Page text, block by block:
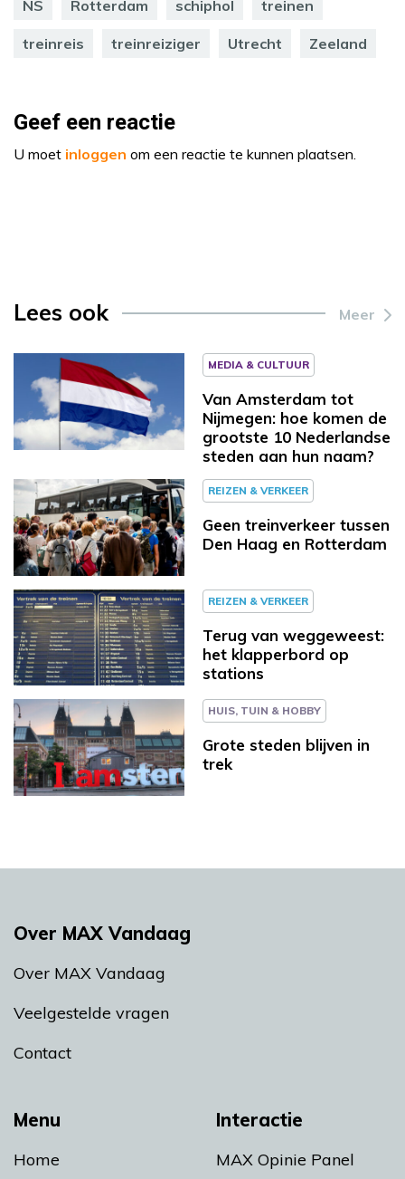
NS Rotterdam schiphol treinen
treinreis treinreiziger Utrecht Zeeland
Geef een reactie
U moet inloggen om een reactie te kunnen plaatsen.
Lees ook Meer
MEDIA & CULTUUR
Van Amsterdam tot
Nijmegen: hoe komen de
grootste 10 Nederlandse
steden aan hun naam?
REIZEN & VERKEER
Geen treinverkeer tussen
Den Haag en Rotterdam
REIZEN & VERKEER
Terug van weggeweest:
het klapperbord op
stations
HUIS, TUIN & HOBBY
Grote steden blijven in
trek
Menu
Home
Interactie
MAX Opinie Panel
Over MAX Vandaag
Over MAX Vandaag
Veelgestelde vragen
Contact